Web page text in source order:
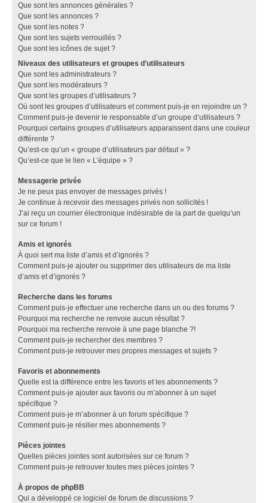
Que sont les annonces générales ?
Que sont les annonces ?
Que sont les notes ?
Que sont les sujets verrouillés ?
Que sont les icônes de sujet ?
Niveaux des utilisateurs et groupes d’utilisateurs
Que sont les administrateurs ?
Que sont les modérateurs ?
Que sont les groupes d’utilisateurs ?
Où sont les groupes d’utilisateurs et comment puis-je en rejoindre un ?
Comment puis-je devenir le responsable d’un groupe d’utilisateurs ?
Pourquoi certains groupes d’utilisateurs apparaissent dans une couleur
différente ?
Qu’est-ce qu’un « groupe d’utilisateurs par défaut » ?
Qu’est-ce que le lien « L’équipe » ?
Messagerie privée
Je ne peux pas envoyer de messages privés !
Je continue à recevoir des messages privés non sollicités !
J’ai reçu un courrier électronique indésirable de la part de quelqu’un
sur ce forum !
Amis et ignorés
À quoi sert ma liste d’amis et d’ignorés ?
Comment puis-je ajouter ou supprimer des utilisateurs de ma liste
d’amis et d’ignorés ?
Recherche dans les forums
Comment puis-je effectuer une recherche dans un ou des forums ?
Pourquoi ma recherche ne renvoie aucun résultat ?
Pourquoi ma recherche renvoie à une page blanche ?!
Comment puis-je rechercher des membres ?
Comment puis-je retrouver mes propres messages et sujets ?
Favoris et abonnements
Quelle est la différence entre les favoris et les abonnements ?
Comment puis-je ajouter aux favoris ou m’abonner à un sujet
spécifique ?
Comment puis-je m’abonner à un forum spécifique ?
Comment puis-je résilier mes abonnements ?
Pièces jointes
Quelles pièces jointes sont autorisées sur ce forum ?
Comment puis-je retrouver toutes mes pièces jointes ?
À propos de phpBB
Qui a développé ce logiciel de forum de discussions ?